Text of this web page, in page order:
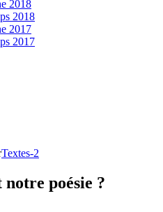
2018
2018
2017
2017
Textes-2
poésie ?